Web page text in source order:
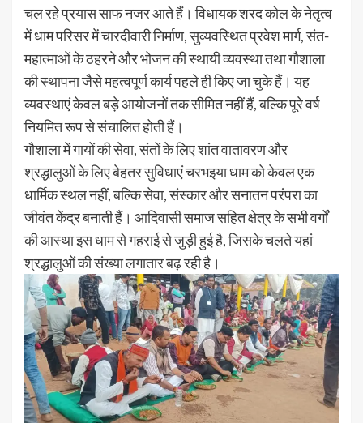
चल रहे प्रयास साफ नजर आते हैं। विधायक शरद कोल के नेतृत्व
में धाम परिसर में चारदीवारी निर्माण, सुव्यवस्थित प्रवेश मार्ग, संत-
महात्माओं के ठहरने और भोजन की स्थायी व्यवस्था तथा गौशाला
की स्थापना जैसे महत्वपूर्ण कार्य पहले ही किए जा चुके हैं। यह
व्यवस्थाएं केवल बड़े आयोजनों तक सीमित नहीं हैं, बल्कि पूरे वर्ष
नियमित रूप से संचालित होती हैं।
गौशाला में गायों की सेवा, संतों के लिए शांत वातावरण और
श्रद्धालुओं के लिए बेहतर सुविधाएं चरभइया धाम को केवल एक
धार्मिक स्थल नहीं, बल्कि सेवा, संस्कार और सनातन परंपरा का
जीवंत केंद्र बनाती हैं। आदिवासी समाज सहित क्षेत्र के सभी वर्गों
की आस्था इस धाम से गहराई से जुड़ी हुई है, जिसके चलते यहां
श्रद्धालुओं की संख्या लगातार बढ़ रही है।